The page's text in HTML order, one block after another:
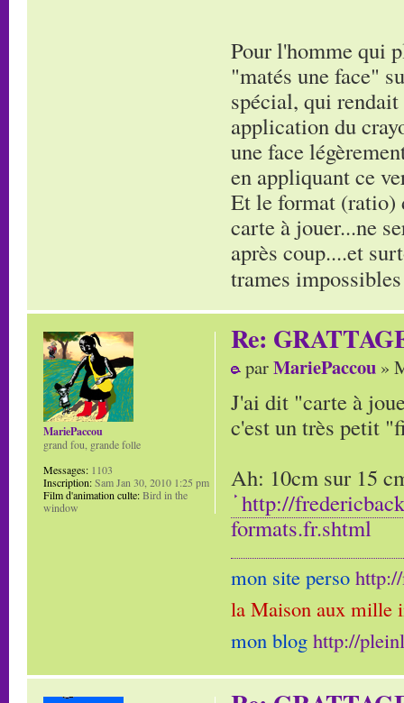
Pour l'homme qui
"matés une face"
spécial, qui
application du
une face
en appliquant ce
Et le format (ratio)
carte à jouer...ne
après coup....et
trames
Re:
parMariePaccou »
J'ai dit "carte à
c'est un très petit
Ah: 10cm sur 15
http://
formats.fr.shtml
mon site perso
la Maison aux mille
mon blog http://
MariePaccou
grand fou, grande folle
Messages: 1103
Inscription:Sam Jan 30, 2010 1:25 pm
Film d'animation culte:Bird in the
window